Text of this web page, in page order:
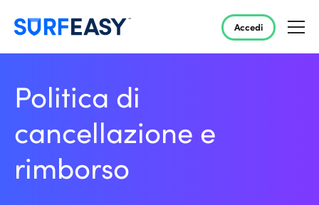
Accedi
Politica di
cancellazione e
rimborso